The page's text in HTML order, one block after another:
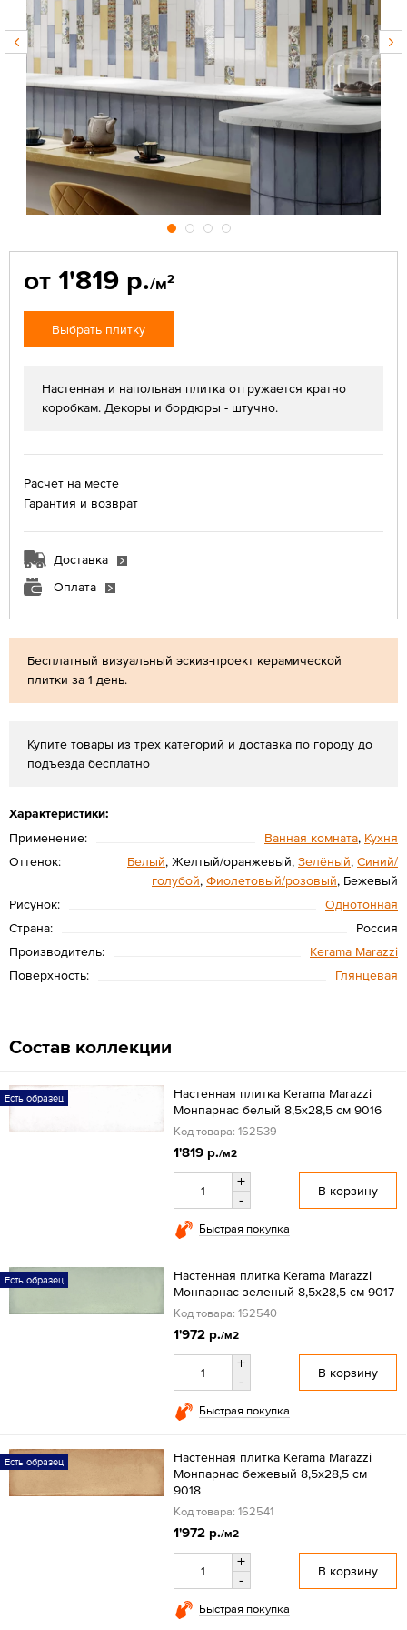
Бесплатный визуальный эскиз-проект керамической
плитки за 1 день.
Купите товары из трех категорий и доставка по городу до
подъезда бесплатно
Характеристики:
Применение:
Ванная комната, Кухня
Оттенок:
Белый, Желтый/оранжевый, Зелёный, Синий/
голубой, Фиолетовый/розовый, Бежевый
Рисунок:
Однотонная
Страна:
Россия
Производитель:
Kerama Marazzi
Поверхность:
Глянцевая
от 1'819 р./м2
Выбрать плитку
Настенная и напольная плитка отгружается кратно
коробкам. Декоры и бордюры - штучно.
Расчет на месте
Гарантия и возврат
Доставка
Оплата
Состав коллекции
Есть образец
Настенная плитка Kerama Marazzi
Монпарнас белый 8,5х28,5 см 9016
Код товара: 162539
1'819 р./м2
+
-
В корзину
Быстрая покупка
Есть образец
Настенная плитка Kerama Marazzi
Монпарнас зеленый 8,5х28,5 см 9017
Код товара: 162540
1'972 р./м2
+
-
В корзину
Быстрая покупка
Есть образец
Настенная плитка Kerama Marazzi
Монпарнас бежевый 8,5х28,5 см
9018
Код товара: 162541
1'972 р./м2
+
-
В корзину
Быстрая покупка